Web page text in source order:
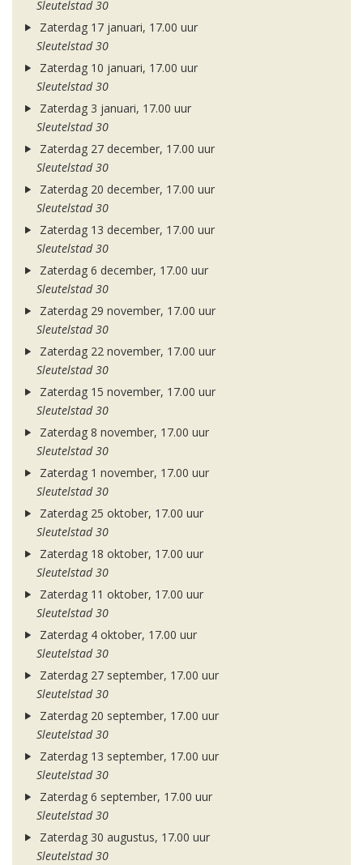
Sleutelstad 30
Zaterdag 17 januari, 17.00 uur
Sleutelstad 30
Zaterdag 10 januari, 17.00 uur
Sleutelstad 30
Zaterdag 3 januari, 17.00 uur
Sleutelstad 30
Zaterdag 27 december, 17.00 uur
Sleutelstad 30
Zaterdag 20 december, 17.00 uur
Sleutelstad 30
Zaterdag 13 december, 17.00 uur
Sleutelstad 30
Zaterdag 6 december, 17.00 uur
Sleutelstad 30
Zaterdag 29 november, 17.00 uur
Sleutelstad 30
Zaterdag 22 november, 17.00 uur
Sleutelstad 30
Zaterdag 15 november, 17.00 uur
Sleutelstad 30
Zaterdag 8 november, 17.00 uur
Sleutelstad 30
Zaterdag 1 november, 17.00 uur
Sleutelstad 30
Zaterdag 25 oktober, 17.00 uur
Sleutelstad 30
Zaterdag 18 oktober, 17.00 uur
Sleutelstad 30
Zaterdag 11 oktober, 17.00 uur
Sleutelstad 30
Zaterdag 4 oktober, 17.00 uur
Sleutelstad 30
Zaterdag 27 september, 17.00 uur
Sleutelstad 30
Zaterdag 20 september, 17.00 uur
Sleutelstad 30
Zaterdag 13 september, 17.00 uur
Sleutelstad 30
Zaterdag 6 september, 17.00 uur
Sleutelstad 30
Zaterdag 30 augustus, 17.00 uur
Sleutelstad 30